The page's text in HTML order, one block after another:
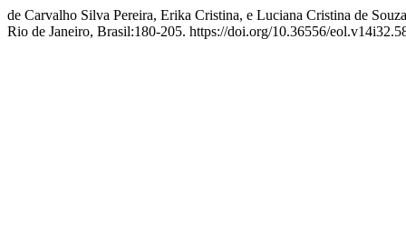
de Carvalho Silva Pereira, Erika Cristina, e Luciana Cristina de
Rio de Janeiro, Brasil:180-205. https://doi.org/10.36556/